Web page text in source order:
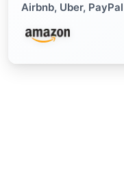
Airbnb, Uber,
Plattform-
verändern (mitp ...